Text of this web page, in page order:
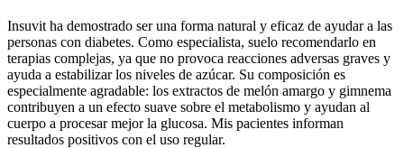
Insuvit ha demostrado ser una forma natural y eficaz de ayudar a las
personas con diabetes. Como especialista, suelo recomendarlo en
terapias complejas, ya que no provoca reacciones adversas graves y
ayuda a estabilizar los niveles de azúcar. Su composición es
especialmente agradable: los extractos de melón amargo y gimnema
contribuyen a un efecto suave sobre el metabolismo y ayudan al
cuerpo a procesar mejor la glucosa. Mis pacientes informan
resultados positivos con el uso regular.